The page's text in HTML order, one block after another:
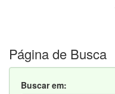
Página de Busca
Buscar em: